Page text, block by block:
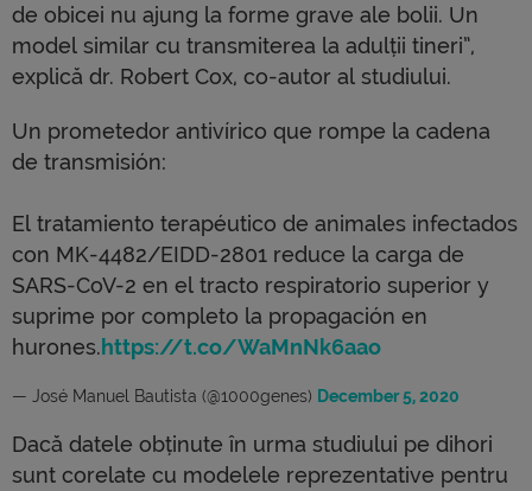
de obicei nu ajung la forme grave ale bolii. Un
model similar cu transmiterea la adulții tineri”,
explică dr. Robert Cox, co-autor al studiului.
Un prometedor antivírico que rompe la cadena
de transmisión:
El tratamiento terapéutico de animales infectados
con MK-4482/EIDD-2801 reduce la carga de
SARS-CoV-2 en el tracto respiratorio superior y
suprime por completo la propagación en
hurones.https://t.co/WaMnNk6aao
— José Manuel Bautista (@1000genes) December 5, 2020
Dacă datele obținute în urma studiului pe dihori
sunt corelate cu modelele reprezentative pentru